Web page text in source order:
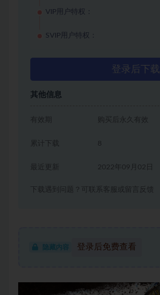
VIP用户特权：
SVIP用户特权：
登录后下载
其他信息
有效期 购买后永久有效
累计下载 8
2022年09月02日
下载遇到问题？可联系客服或留言反馈
隐藏内容 登录后免费查看